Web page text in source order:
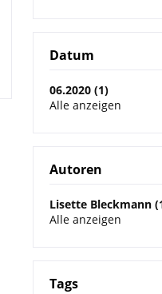
Datum
06.2020 (1)
Alle anzeigen
Autoren
Lisette Bleckmann
Alle anzeigen
Tags